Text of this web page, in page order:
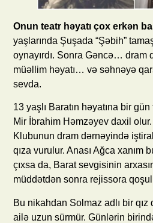
Onun teatr həyatı çox erkən
yaşlarında Şuşada “Şəbih”
oynayırdı. Sonra Gəncə… dram
müəllim həyatı… və səhnəyə
sevda.
13 yaşlı Baratın həyatına bir
Mir İbrahim Həmzəyev daxil
Klubunun dram dərnəyində
qıza vurulur. Anası Ağca xanım
çıxsa da, Barat sevgisinin
müddətdən sonra rejissora
Bu nikahdan Solmaz adlı bir
ailə uzun sürmür. Günlərin